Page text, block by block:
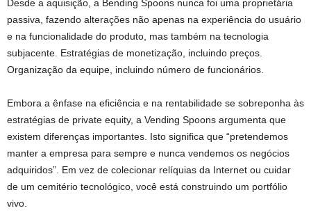
Desde a aquisição, a Bending Spoons nunca foi uma proprietária
passiva, fazendo alterações não apenas na experiência do usuário
e na funcionalidade do produto, mas também na tecnologia
subjacente. Estratégias de monetização, incluindo preços.
Organização da equipe, incluindo número de funcionários.
Embora a ênfase na eficiência e na rentabilidade se sobreponha às
estratégias de private equity, a Vending Spoons argumenta que
existem diferenças importantes. Isto significa que “pretendemos
manter a empresa para sempre e nunca vendemos os negócios
adquiridos”. Em vez de colecionar relíquias da Internet ou cuidar
de um cemitério tecnológico, você está construindo um portfólio
vivo.